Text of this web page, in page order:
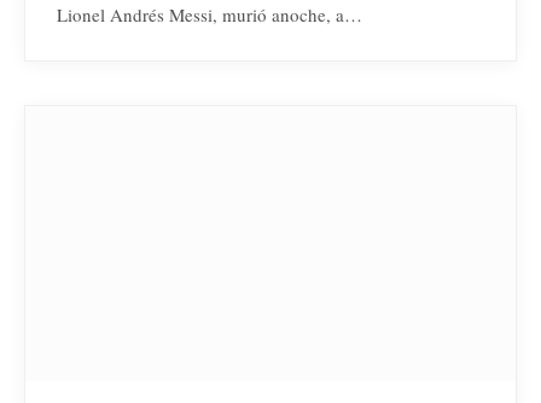
Lionel Andrés Messi, murió anoche, a…